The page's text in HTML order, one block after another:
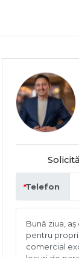
Telefon